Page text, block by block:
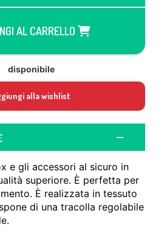
AL CARRELLO
disponibile
alla wishlist
e gli accessori al sicuro in
superiore. È perfetta per
È realizzata in tessuto
di una tracolla regolabile